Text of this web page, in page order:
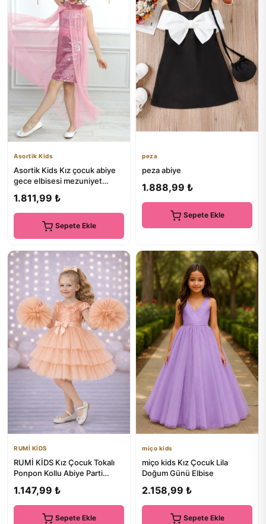
Asortik Kids
Asortik Kids Kız çocuk abiye
gece elbisesi mezuniyet
1.811,99 ₺
Sepete Ekle
peza
peza abiye
1.888,99 ₺
Sepete Ekle
RUMİ KİDS
RUMİ KİDS Kız Çocuk Tokalı
Ponpon Kollu Abiye Parti
1.147,99 ₺
Sepete Ekle
miço kids
miço kids Kız Çocuk Lila
Doğum Günü Elbise
2.158,99 ₺
Sepete Ekle